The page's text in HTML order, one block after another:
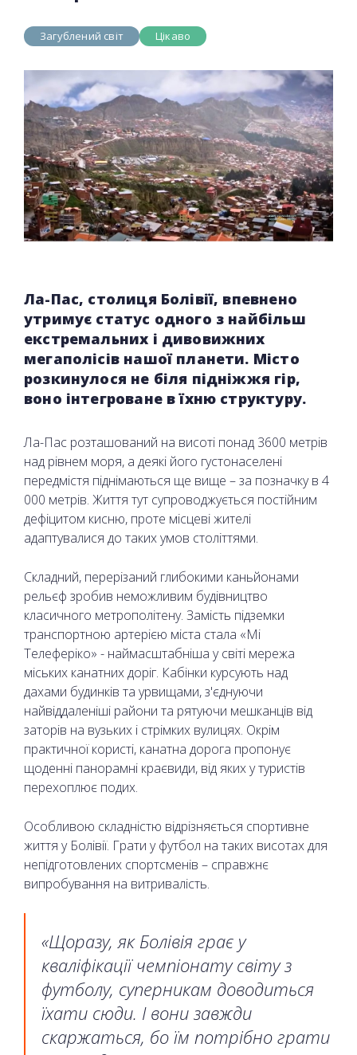
Загублений світ Цікаво
Ла-Пас, столиця Болівії, впевнено
утримує статус одного з найбільш
екстремальних і дивовижних
мегаполісів нашої планети. Місто
розкинулося не біля підніжжя гір,
воно інтегроване в їхню структуру.
Ла-Пас розташований на висоті понад 3600 метрів
над рівнем моря, а деякі його густонаселені
передмістя піднімаються ще вище – за позначку в 4
000 метрів. Життя тут супроводжується постійним
дефіцитом кисню, проте місцеві жителі
адаптувалися до таких умов століттями.
Складний, перерізаний глибокими каньйонами
рельєф зробив неможливим будівництво
класичного метрополітену. Замість підземки
транспортною артерією міста стала «Мі
Телеферіко» - наймасштабніша у світі мережа
міських канатних доріг. Кабінки курсують над
дахами будинків та урвищами, з'єднуючи
найвіддаленіші райони та рятуючи мешканців від
заторів на вузьких і стрімких вулицях. Окрім
практичної користі, канатна дорога пропонує
щоденні панорамні краєвиди, від яких у туристів
перехоплює подих.
Особливою складністю відрізняється спортивне
життя у Болівії. Грати у футбол на таких висотах для
непідготовлених спортсменів – справжнє
випробування на витривалість.
«Щоразу, як Болівія грає у
кваліфікації чемпіонату світу з
футболу, суперникам доводиться
їхати сюди. І вони завжди
скаржаться, бо їм потрібно грати